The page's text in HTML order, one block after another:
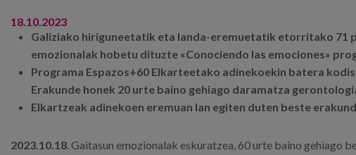
18.10.2023
Galiziako hiriguneetatik eta landa-eremuetatik etorritako 71
emozionalak hobetu dituzte «Conociendo las emociones»
Programa Espazos+60 Elkarteetako adinekoekin batera
Erakunde honek 20 urte baino gehiago daramatza
Elkartzeak adinekoen eremuan lan egiten duten beste
2023.10.18. Gaitasun emozionalak eskuratzea, 60 urte baino gehiago